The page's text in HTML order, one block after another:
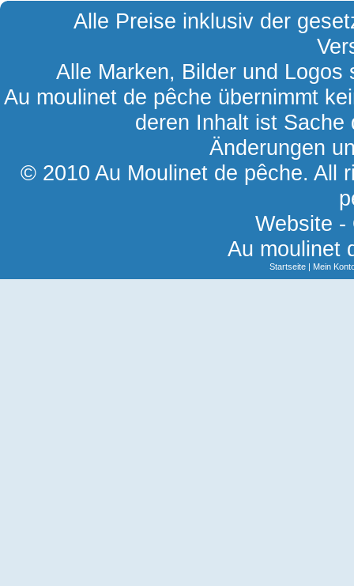
Alle Preise inklusiv der
Alle Marken, Bilder und
Au moulinet de pêche übernimmt
deren Inhalt ist Sache
Änderungen
© 2010 Au Moulinet de pêche. All
Website -
Au moulinet
Startseite| Mein